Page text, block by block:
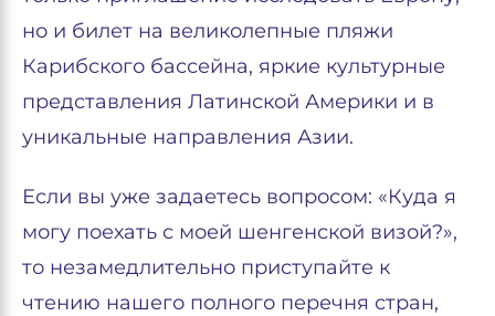
но и билет на великолепные пляжи
Карибского бассейна, яркие культурные
представления Латинской Америки и в
уникальные направления Азии.
Если вы уже задаетесь вопросом: «Куда я
могу поехать с моей шенгенской визой?»,
то незамедлительно приступайте к
чтению нашего полного перечня стран,